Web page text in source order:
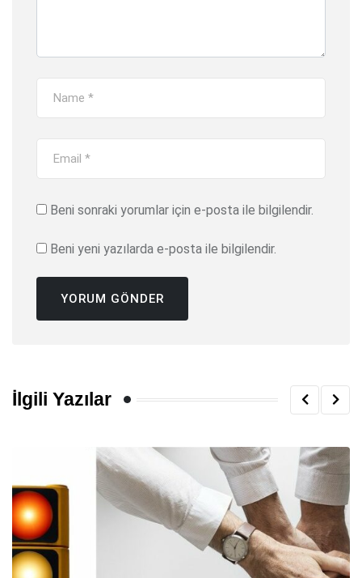
Beni sonraki yorumlar için e-posta ile bilgilendir.
Beni yeni yazılarda e-posta ile bilgilendir.
İlgili Yazılar